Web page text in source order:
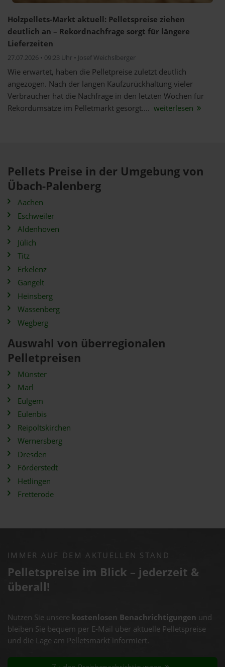
Holzpellets-Markt aktuell: Pelletspreise ziehen
deutlich an – Rekordnachfrage sorgt für längere
Lieferzeiten
27.07.2026 • 09:23 Uhr • Josef Weichslberger
Wie erwartet, haben die Pelletpreise zuletzt deutlich
angezogen. Nach der langen Kaufzurückhaltung vieler
Verbraucher hat die Nachfrage in den letzten Wochen für
Rekordumsätze im Pelletmarkt gesorgt.... weiterlesen
Pellets Preise in der Umgebung von
Übach-Palenberg
Aachen
Eschweiler
Aldenhoven
Jülich
Titz
Erkelenz
Gangelt
Heinsberg
Wassenberg
Wegberg
Auswahl von überregionalen
Pelletpreisen
Münster
Marl
Eulgem
Eulenbis
Reipoltskirchen
Wernersberg
Dresden
Förderstedt
Hetlingen
Fretterode
IMMER AUF DEM AKTUELLEN STAND
Pelletspreise im Blick – jederzeit &
überall!
Nutzen Sie unsere kostenlosen Benachrichtigungen und
bleiben Sie bequem per E-Mail über aktuelle Pelletspreise
und die Lage am Pelletsmarkt informiert.